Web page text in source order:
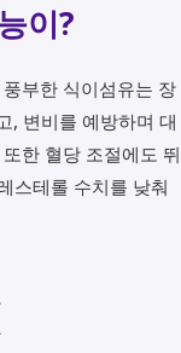
이?
풍부한 식이섬유는 장
, 변비를 예방하며 대
한 혈당 조절에도 뛰
스테롤 수치를 낮춰